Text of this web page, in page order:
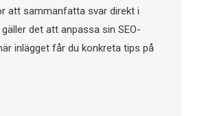
att sammanfatta svar direkt i
det att anpassa sin SEO-
inlägget får du konkreta tips på